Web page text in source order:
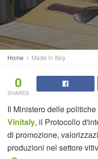
Home Made in Italy
0
SHARES
Il Ministero delle
Vinitaly, il Protocollo
di promozione,
produzioni nel settore